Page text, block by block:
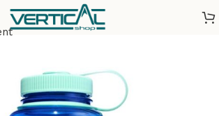
Gourdes & Flasques